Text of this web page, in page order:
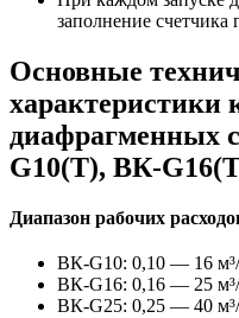
заполнение счетчика
Основные
диафрагменных
G10(T), ВК-
Диапазон рабочих
ВК-G10: 0,10 — 16
ВК-G16: 0,16 — 25
ВК-G25: 0,25 — 40